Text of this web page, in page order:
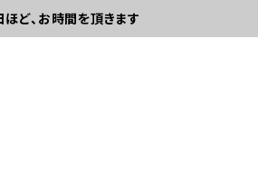
ど、お時間を頂きます